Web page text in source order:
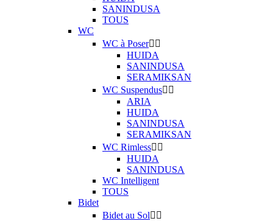
SANINDUSA
TOUS
WC
WC à Poser 
HUIDA
SANINDUSA
SERAMIKSAN
WC Suspendus 
ARIA
HUIDA
SANINDUSA
SERAMIKSAN
WC Rimless 
HUIDA
SANINDUSA
WC Intelligent
TOUS
Bidet
Bidet au Sol 